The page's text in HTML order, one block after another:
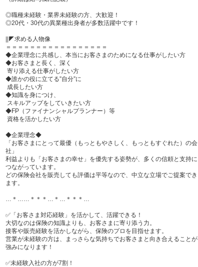
◎職種未経験・業界未経験の方、大歓迎！
◎20代・30代の異業種出身者が多数活躍中です！
||◤求める人物像
＝＝＝＝＝＝＝＝＝＝＝＝＝＝＝＝＝
◆企業理念に共感し、本当にお客さまのためになる仕事がしたい方
◆お客さまと長く、深く
◆誰かの役に立てる”自分”に
◆知識を身につけ、
◆FP（ファイナンシャルプランナー）等
◆企業理念◆
「お客さまにとって最優（もっともやさしく、もっともすぐれた）の会
社」
利益よりも「お客さまの幸せ」を優先する姿勢が、多くの信頼と支持に
つながっています。
どの保険会社を販売しても評価は平等なので、中立な立場でご提案でき
ます。
…＊……＊＊＊…＊…＊＊＊…
✅「お客さま対応経験」を活かして、活躍できる！
大切なのは保険の知識よりも、お客さまに寄り添う力。
接客や販売経験を活かしながら、保険のプロを目指せます。
営業が未経験の方は、まっさらな気持ちでお客さまと向き合えることが
強みになります！
✅未経験入社の方が7割！